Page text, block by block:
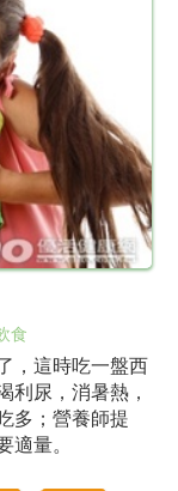
食
，這時吃一盤西
利尿，消暑熱，
多；營養師提
適量。